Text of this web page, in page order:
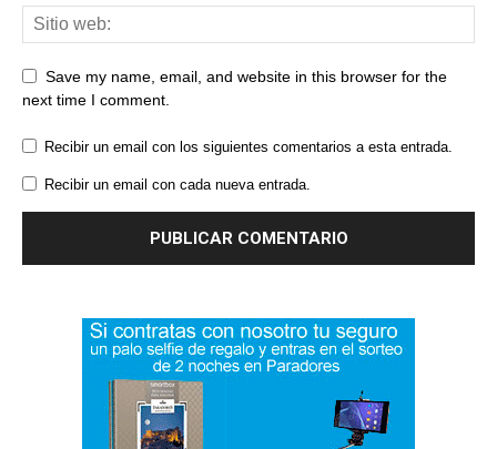
Save my name, email, and website in this browser for the
next time I comment.
Recibir un email con los siguientes comentarios a esta entrada.
Recibir un email con cada nueva entrada.